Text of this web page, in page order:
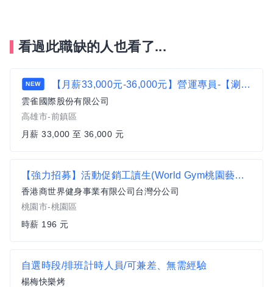
看過此職缺的人也看了...
NEW 【月薪33,000元-36,000元】營運專員-【涮乃葉】【古拉爵】【橫濱牛排】- 台南、高雄地區
雲雀國際股份有限公司
高雄市-前鎮區
月薪 33,000 至 36,000 元
【強力招募】活動促銷工讀生(World Gym桃園藝文店)
香港商世界健身事業有限公司台灣分公司
桃園市-桃園區
時薪 196 元
自選時段/排班計時人員/可兼差、無需經驗
楊梅快樂烤